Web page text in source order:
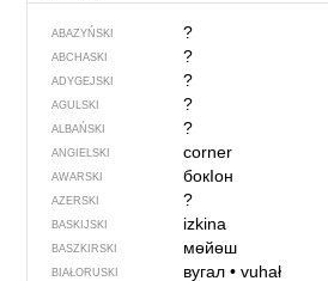
ABAZYŃSKI ?
ABCHASKI ?
ADYGEJSKI ?
AGULSKI ?
ALBAŃSKI ?
ANGIELSKI corner
AWARSKI бокIон
AZERSKI ?
BASKIJSKI izkina
BASZKIRSKI мөйөш
BIAŁORUSKI вугал• vuhał